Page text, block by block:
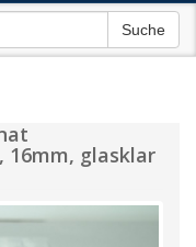
Suche
16mm, glasklar